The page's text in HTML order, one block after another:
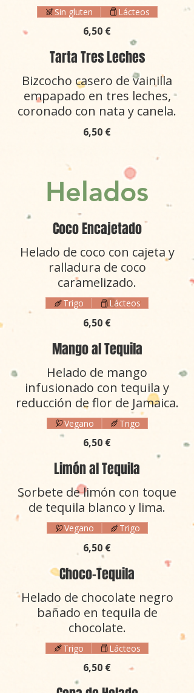
6,50 €
Sin gluten Lácteos
Tarta Tres Leches
Bizcocho casero de vainilla
empapado en tres leches,
coronado con nata y canela.
6,50 €
Helados
Coco Encajetado
Helado de coco con cajeta y
ralladura de coco
caramelizado.
6,50 €
Trigo Lácteos
Mango al Tequila
Helado de mango
infusionado con tequila y
reducción de flor de Jamaica.
6,50 €
Vegano Trigo
Limón al Tequila
Sorbete de limón con toque
de tequila blanco y lima.
6,50 €
Vegano Trigo
Choco-Tequila
Helado de chocolate negro
bañado en tequila de
chocolate.
6,50 €
Trigo Lácteos